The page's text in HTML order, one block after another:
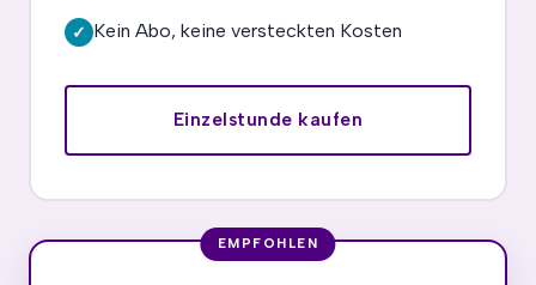
✓ Kein Abo, keine versteckten Kosten
Einzelstunde kaufen